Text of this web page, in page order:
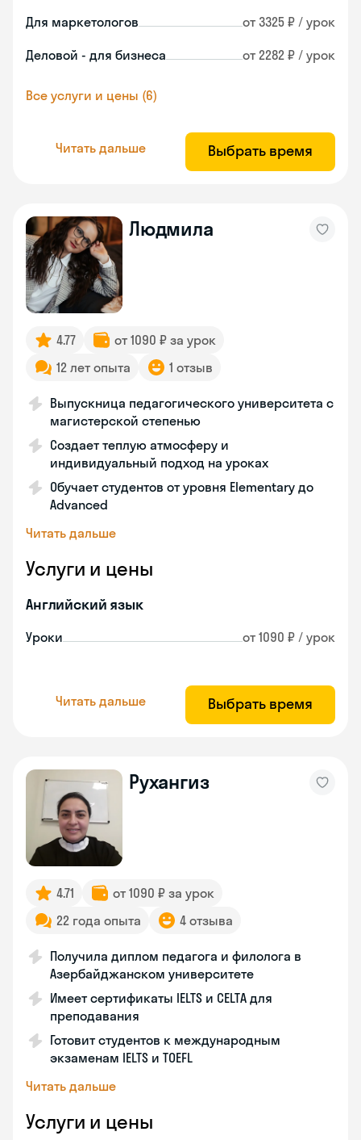
Для маркетологов от 3325 ₽ / урок
Деловой - для бизнеса от 2282 ₽ / урок
Все услуги и цены (6)
Читать дальше Выбрать время
Людмила
4.77
от 1090 ₽ за урок
12 лет опыта
1 отзыв
Выпускница педагогического университета с
магистерской степенью
Создает теплую атмосферу и
индивидуальный подход на уроках
Обучает студентов от уровня Elementary до
Advanced
Читать дальше
Услуги и цены
Английский язык
Уроки от 1090 ₽ / урок
Читать дальше Выбрать время
Рухангиз
4.71
от 1090 ₽ за урок
22 года опыта
4 отзыва
Получила диплом педагога и филолога в
Азербайджанском университете
Имеет сертификаты IELTS и CELTA для
преподавания
Готовит студентов к международным
экзаменам IELTS и TOEFL
Читать дальше
Услуги и цены